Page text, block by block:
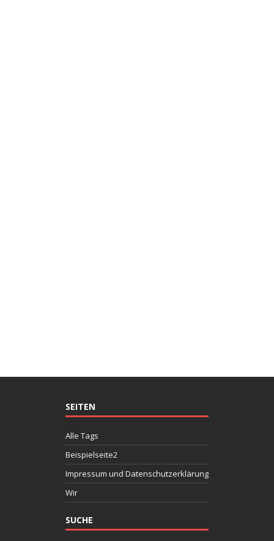
SEITEN
Alle Tags
Beispielseite2
Impressum und Datenschutzerklärung
Wir
SUCHE